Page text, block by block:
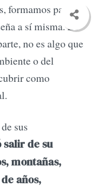
formamos parte
a sí misma. Lo
no es algo que
o del
como
sus
salir de su
montañas,
años,